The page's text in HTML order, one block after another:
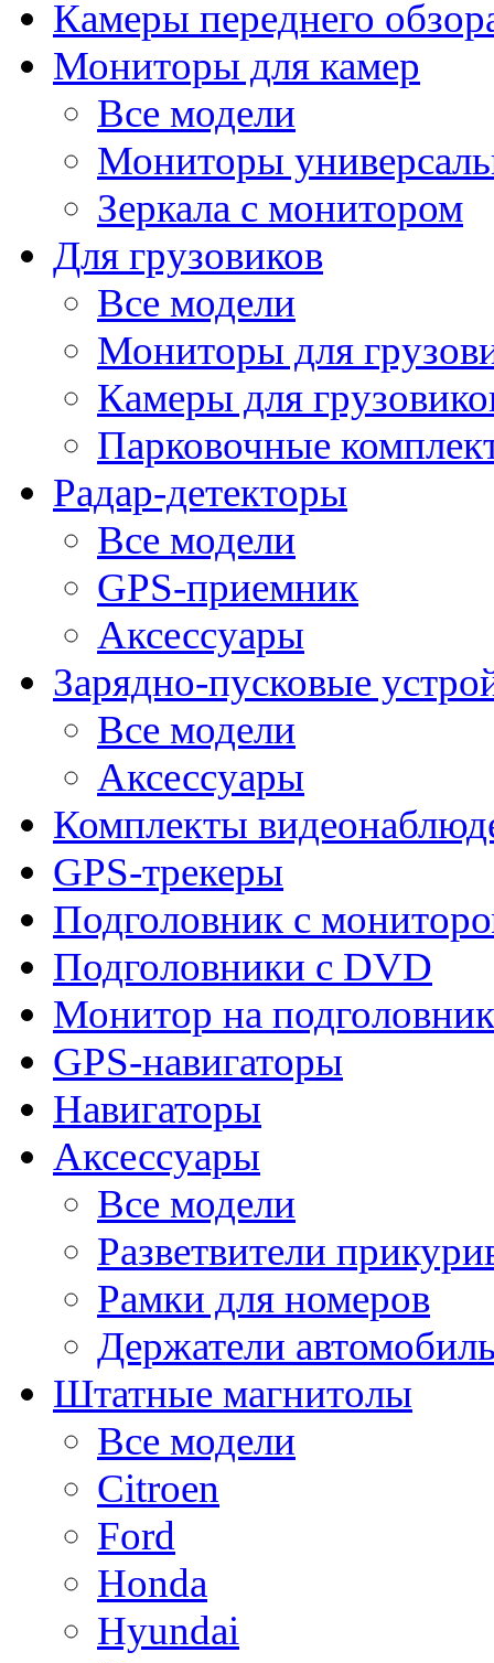
Камеры переднего
Мониторы для камер
Все модели
Мониторы
Зеркала с монитором
Для грузовиков
Все модели
Мониторы для
Камеры для
Парковочные
Радар-детекторы
Все модели
GPS-приемник
Аксессуары
Зарядно-пусковые
Все модели
Аксессуары
Комплекты
GPS-трекеры
Подголовник с
Подголовники с DVD
Монитор на подголовник
GPS-навигаторы
Навигаторы
Аксессуары
Все модели
Разветвители
Рамки для номеров
Держатели
Штатные магнитолы
Все модели
Citroen
Ford
Honda
Hyundai